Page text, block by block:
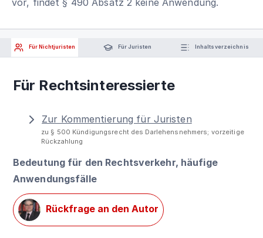
vor, findet § 490 Absatz 2 keine Anwendung.
Für Nichtjuristen Für Juristen Inhaltsverzeichnis
Für Rechtsinteressierte
Zur Kommentierung für Juristen
zu § 500 Kündigungsrecht des Darlehensnehmers; vorzeitige
Rückzahlung
Bedeutung für den Rechtsverkehr, häufige
Anwendungsfälle
Rückfrage an den Autor